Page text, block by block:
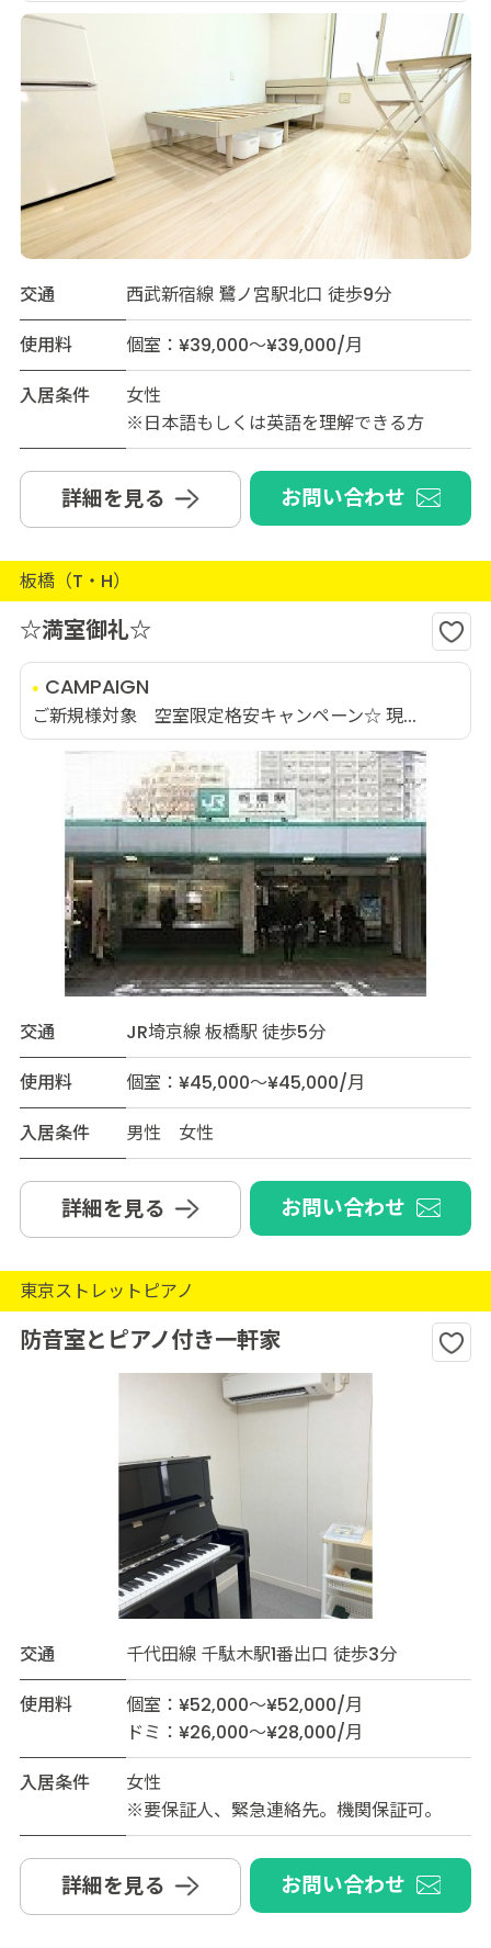
交通
西武新宿線 鷺ノ宮駅北口 徒歩9分
使用料
個室：¥39,000～¥39,000/月
入居条件
女性
※日本語もしくは英語を理解できる方
詳細を見る お問い合わせ
板橋（T・H）
☆満室御礼☆
CAMPAIGN
ご新規様対象 空室限定格安キャンペーン☆ 現...
交通
JR埼京線 板橋駅 徒歩5分
使用料
個室：¥45,000～¥45,000/月
入居条件
男性 女性
詳細を見る お問い合わせ
東京ストレットピアノ
防音室とピアノ付き一軒家
交通
千代田線 千駄木駅1番出口 徒歩3分
使用料
個室：¥52,000～¥52,000/月
ドミ：¥26,000～¥28,000/月
入居条件
女性
※要保証人、緊急連絡先。機関保証可。
詳細を見る お問い合わせ